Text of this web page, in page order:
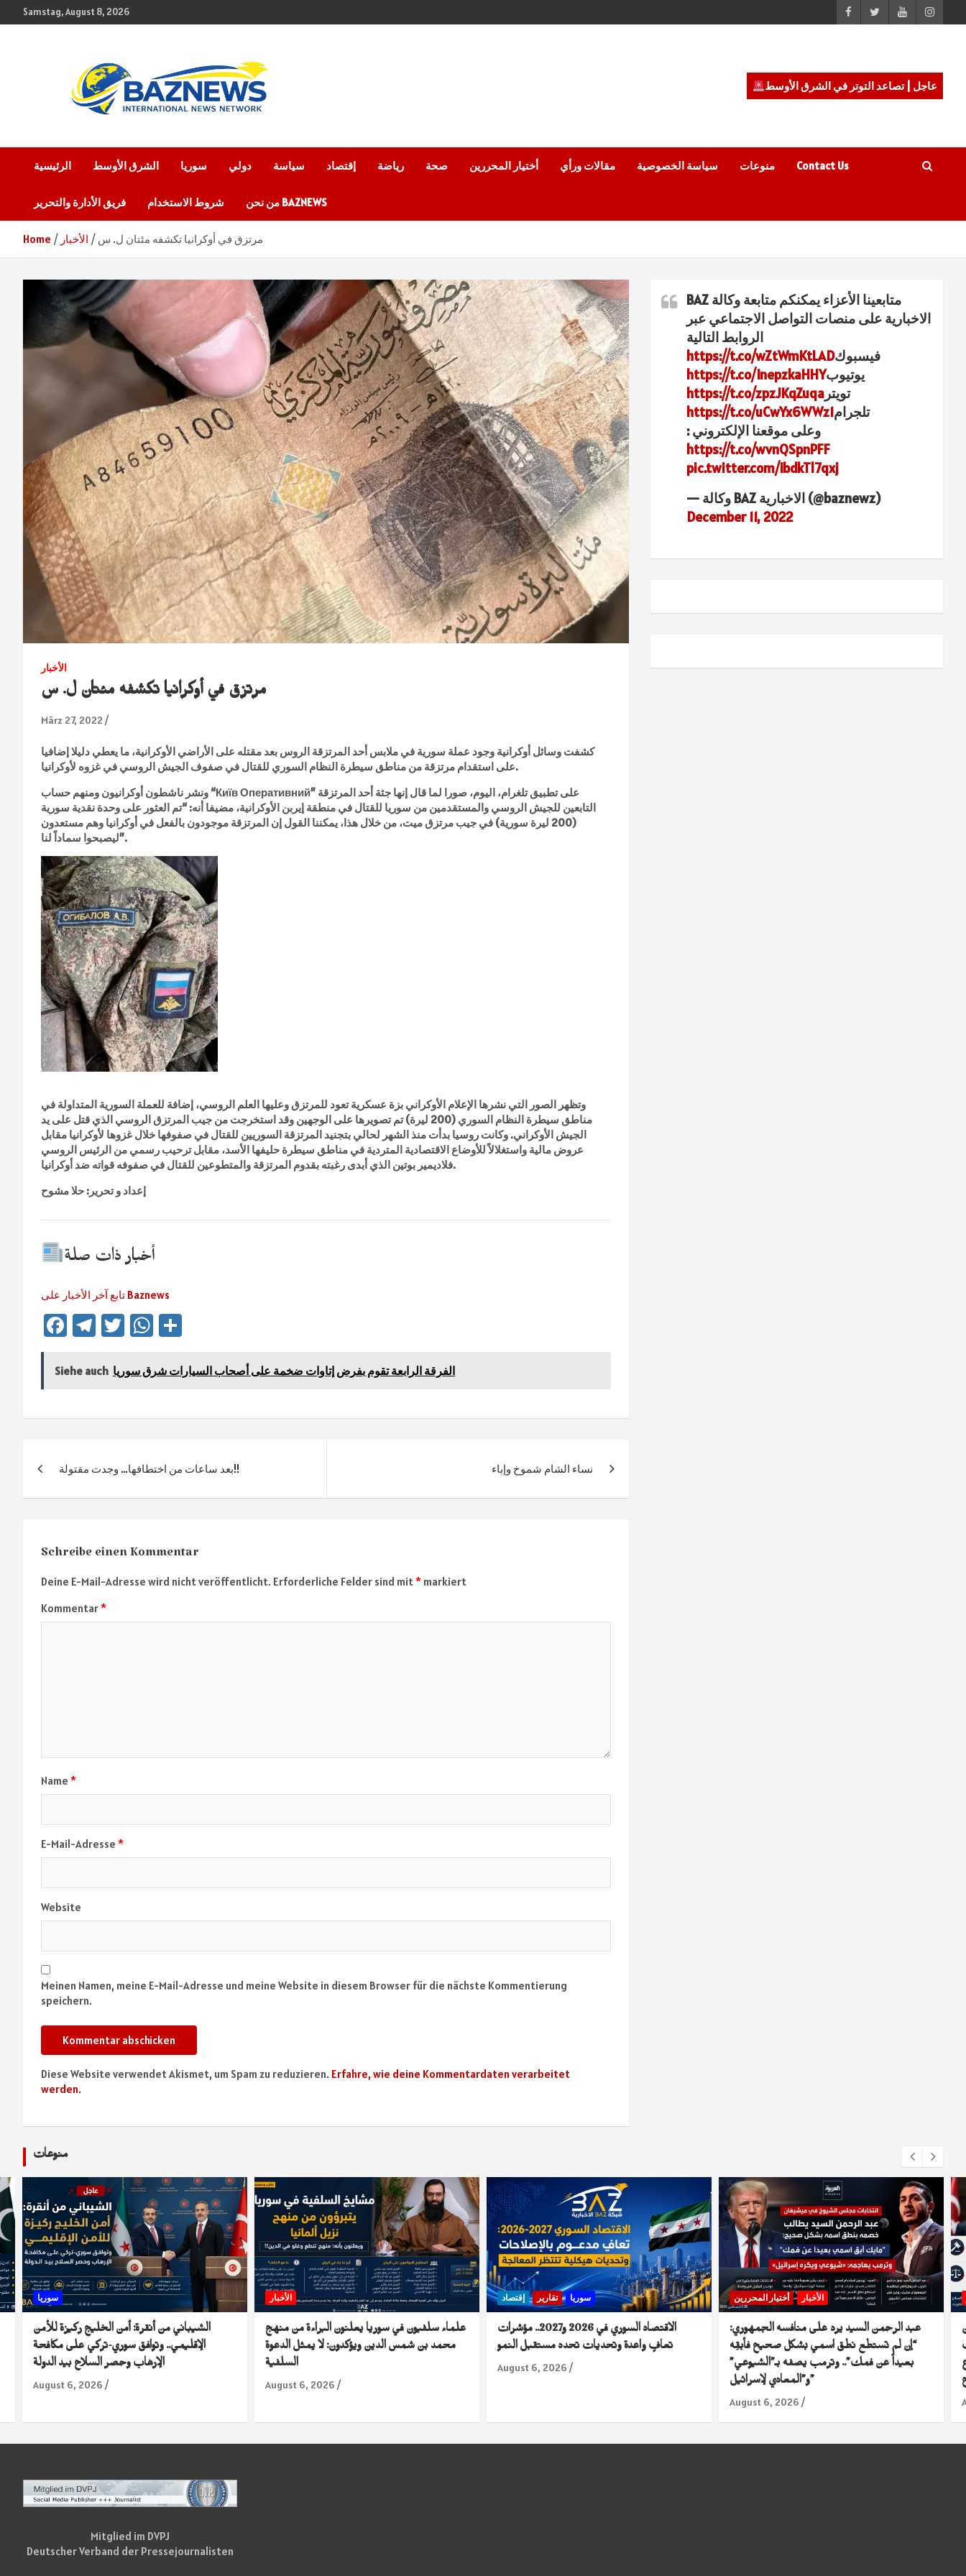
to
Samstag, August 8, 2026
BAZNEWS
عاجل | تصاعد التوتر في الشرق الأوسط
الرئيسية الشرق الأوسط سوريا دولي سياسة إقتصاد رياضة صحة أختيار المحررين مقالات ورأي سياسة الخصوصية منوعات Contact Us
فريق الأدارة والتحرير شروط الاستخدام من نحن BAZNEWS
Home الأخبار مرتزق في أوكرانيا تكشفه مئتان ل. س
الأخبار
مرتزق في أوكرانيا تكشفه مئتان ل. س
März 27, 2022
كشفت وسائل أوكرانية وجود عملة سورية في ملابس أحد المرتزقة الروس بعد مقتله على الأراضي الأوكرانية، ما يعطي دليلا إضافيا
على استقدام مرتزقة من مناطق سيطرة النظام السوري للقتال في صفوف الجيش الروسي في غزوه لأوكرانيا.
ونشر ناشطون أوكرانيون ومنهم حساب “Київ Оперативний” على تطبيق تلغرام، اليوم، صورا لما قال إنها جثة أحد المرتزقة
التابعين للجيش الروسي والمستقدمين من سوريا للقتال في منطقة إيربن الأوكرانية، مضيفا أنه: “تم العثور على وحدة نقدية سورية
(200 ليرة سورية) في جيب مرتزق ميت، من خلال هذا، يمكننا القول إن المرتزقة موجودون بالفعل في أوكرانيا وهم مستعدون
ليصبحوا سماداً لنا”.
وتظهر الصور التي نشرها الإعلام الأوكراني بزة عسكرية تعود للمرتزق وعليها العلم الروسي، إضافة للعملة السورية المتداولة في
مناطق سيطرة النظام السوري (200 ليرة) تم تصويرها على الوجهين وقد استخرجت من جيب المرتزق الروسي الذي قتل على يد
الجيش الأوكراني. وكانت روسيا بدأت منذ الشهر لحالي بتجنيد المرتزقة السوريين للقتال في صفوفها خلال غزوها لأوكرانيا مقابل
عروض مالية واستغلالاً للأوضاع الاقتصادية المتردية في مناطق سيطرة حليفها الأسد، مقابل ترحيب رسمي من الرئيس الروسي
فلاديمير بوتين الذي أبدى رغبته بقدوم المرتزقة والمتطوعين للقتال في صفوفه قواته ضد أوكرانيا.
أخبار ذات صلة
تابع آخر الأخبار على Baznews
Fa
b
ok
Te
gr
m
T
tt
W
at
p
n
Siehe auch الفرقة الرابعة تقوم بفرض إتاوات ضخمة على أصحاب السيارات شرق سوريا
بعد ساعات من اختطافها… وجدت مقتولة!! نساء الشام شموخ وإباء
Schreibe einen Kommentar
Deine E-Mail-Adresse wird nicht veröffentlicht. Erforderliche Felder sind mit* markiert
Kommentar*
Name *
E-Mail-Adresse *
Website
Meinen Namen, meine E-Mail-Adresse und meine Website in diesem Browser für die nächste Kommentierung
speichern.
Diese Website verwendet Akismet, um Spam zu reduzieren. Erfahre, wie deine Kommentardaten verarbeitet
werden.
متابعينا الأعزاء يمكنكم متابعة وكالة BAZ
الاخبارية على منصات التواصل الاجتماعي عبر
الروابط التالية
فيسبوكhttps://t.co/wZtWmKtLAD
يوتيوبhttps://t.co/InepzkaHHY
تويتر https://t.co/zpzJKqZuqa
تلجرامhttps://t.co/uCwYx6WWz1
وعلى موقعنا الإلكتروني :
https://t.co/wvnQSpnPFF
pic.twitter.com/ibdkTl7qxj
— وكالة BAZ الاخبارية (@baznewz)
December 11, 2022
منوعات
سوريا
الشيباني من أنقرة: أمن الخليج ركيزة للأمن
الإقليمي.. وتوافق سوري-تركي على مكافحة
الإرهاب وحصر السلاح بيد الدولة
August 6, 2026
الأخبار
علماء سلفيون في سوريا يعلنون البراءة من منهج
محمد بن شمس الدين ويؤكدون: لا يمثل الدعوة
السلفية
August 6, 2026
إقتصاد تقارير سوريا
الاقتصاد السوري في 2026 و2027.. مؤشرات
تعافٍ واعدة وتحديات تحدد مستقبل النمو
August 6, 2026
أختيار المحررين الأخبار
عبد الرحمن السيد يرد على منافسه الجمهوري:
“إن لم تستطع نطق اسمي بشكل صحيح فأبقِه
بعيداً عن فمك”.. وترمب يصفه بـ”الشيوعي”
August 6, 2026
Mitglied im DVPJ
Deutscher Verband der Pressejournalisten